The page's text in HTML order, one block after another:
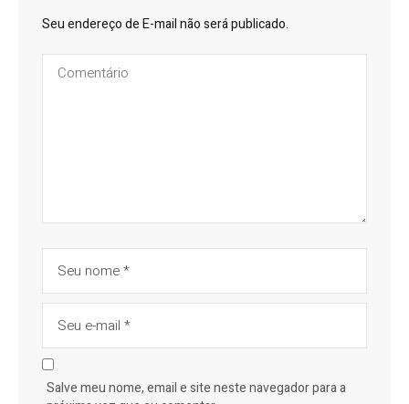
Seu endereço de E-mail não será publicado.
Salve meu nome, email e site neste navegador para a